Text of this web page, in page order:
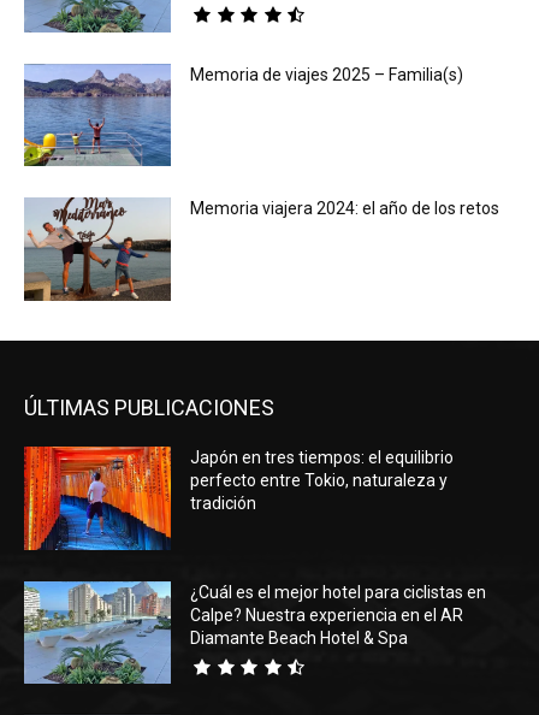
Memoria de viajes 2025 – Familia(s)
Memoria viajera 2024: el año de los retos
ÚLTIMAS PUBLICACIONES
Japón en tres tiempos: el equilibrio
perfecto entre Tokio, naturaleza y
tradición
¿Cuál es el mejor hotel para ciclistas en
Calpe? Nuestra experiencia en el AR
Diamante Beach Hotel & Spa